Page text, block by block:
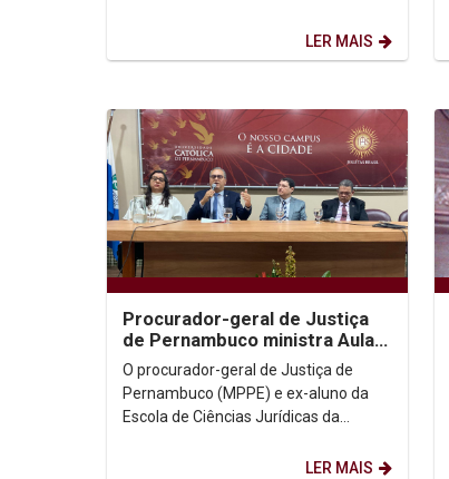
LER MAIS
Procurador-geral de Justiça
de Pernambuco ministra Aula
Magna do curso de Direito
O procurador-geral de Justiça de
Pernambuco (MPPE) e ex-aluno da
Escola de Ciências Jurídicas da
Pernambuco, José Paulo Cavalcanti...
LER MAIS